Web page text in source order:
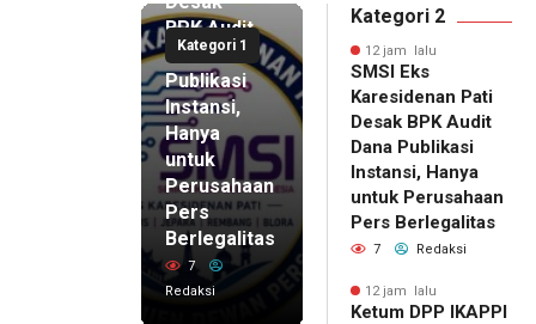
Kategori 1
BPK Audit
Dana
Publikasi
Instansi,
Hanya
untuk
Perusahaan
Pers
Berlegalitas
7
Redaksi
12 jam lalu
Ketum
DPP
IKAPPI
Kategori 2
12 jam lalu
SMSI Eks
Karesidenan Pati
Desak BPK Audit
Dana Publikasi
Instansi, Hanya
untuk Perusahaan
Pers Berlegalitas
7 Redaksi
12 jam lalu
Ketum DPP IKAPPI